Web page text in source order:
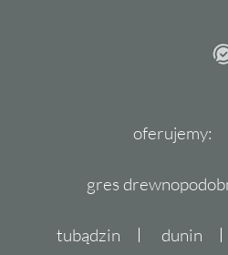
oferujemy:
gres
tubądzin dunin